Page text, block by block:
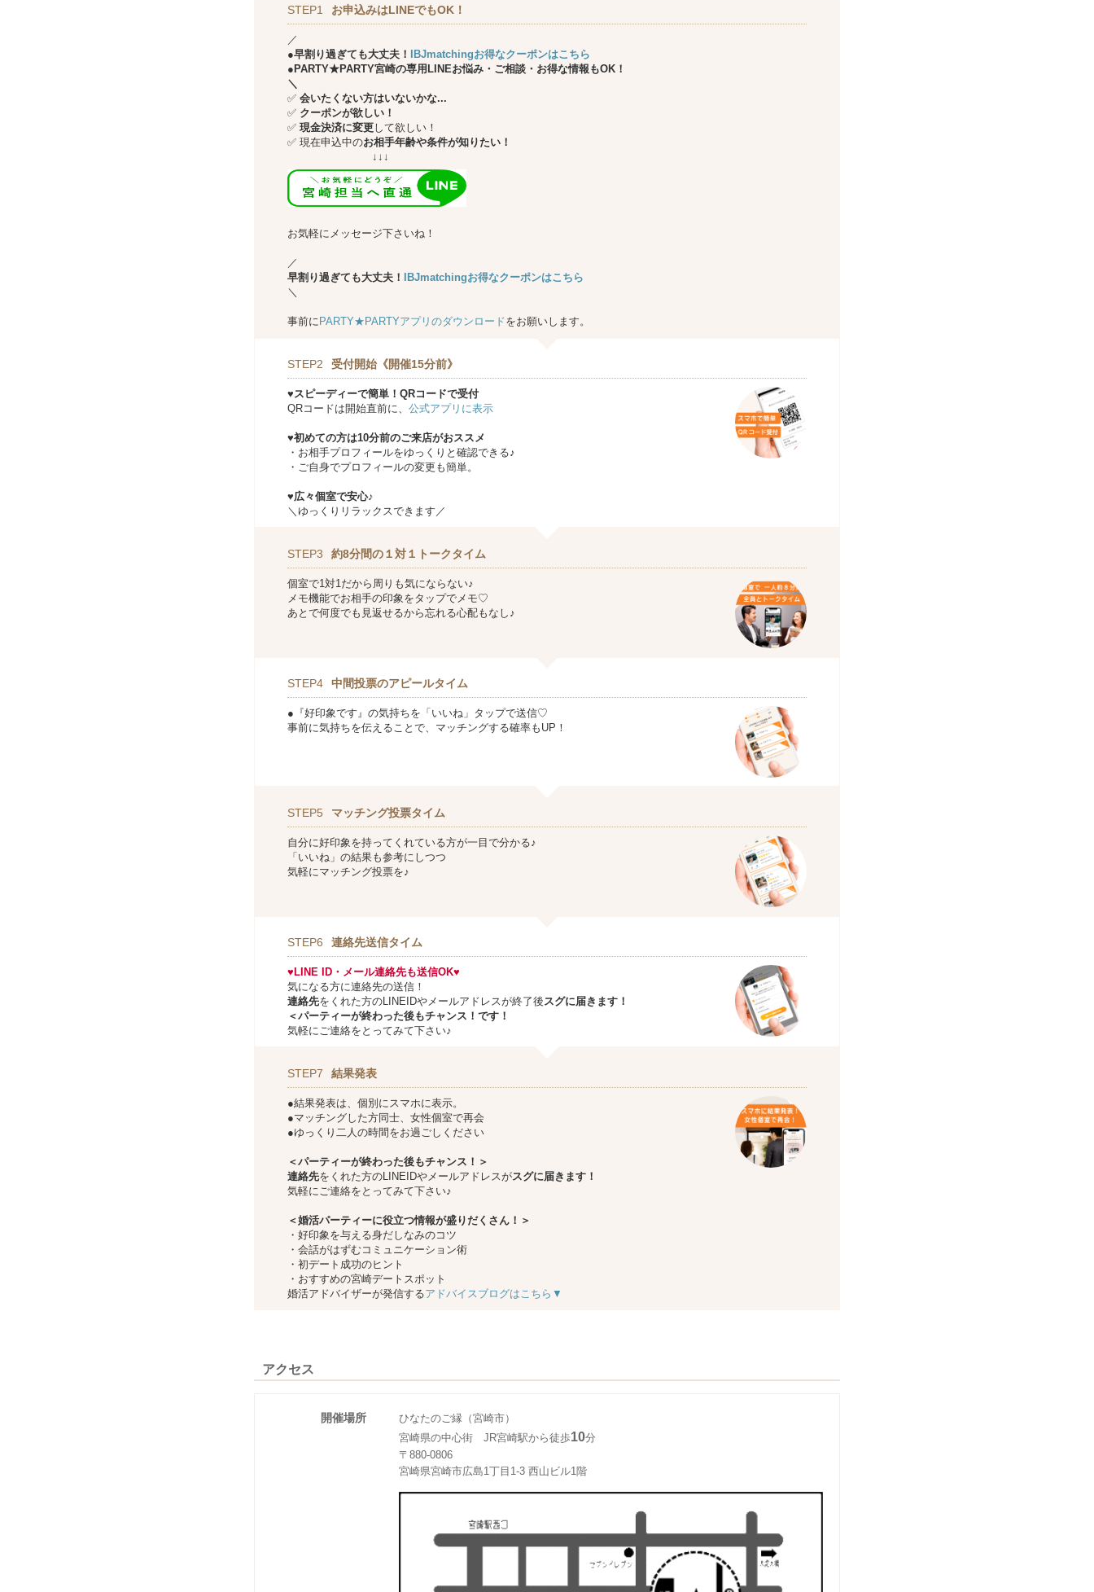
STEP1 お申込みはLINEでもOK！
／
●早割り過ぎても大丈夫！
IBJmatchingお得なクーポンはこちら
●PARTY★PARTY宮崎の専用LINEお悩み・ご相談・お得な情報もOK！
＼
✅ 会いたくない方はいないかな...
✅ クーポンが欲しい！
✅ 現金決済に変更して欲しい！
✅ 現在申込中のお相手年齢や条件が知りたい！
↓↓↓
お気軽にメッセージ下さいね！
／
早割り過ぎても大丈夫！
IBJmatchingお得なクーポンはこちら
＼
事前に PARTY★PARTYアプリのダウンロードをお願いします。
STEP2 受付開始《開催15分前》
♥スピーディーで簡単！QRコードで受付
QRコードは開始直前に、 公式アプリに表示
♥初めての方は10分前のご来店がおススメ
・お相手プロフィールをゆっくりと確認できる♪
・ご自身でプロフィールの変更も簡単。
♥広々個室で安心♪
＼ゆっくりリラックスできます／
STEP3 約8分間の１対１トークタイム
個室で1対1だから周りも気にならない♪
メモ機能でお相手の印象をタップでメモ♡
あとで何度でも見返せるから忘れる心配もなし♪
STEP4 中間投票のアピールタイム
●『好印象です』の気持ちを「いいね」タップで送信♡
事前に気持ちを伝えることで、マッチングする確率もUP！
STEP5 マッチング投票タイム
自分に好印象を持ってくれている方が一目で分かる♪
「いいね」の結果も参考にしつつ
気軽にマッチング投票を♪
STEP6 連絡先送信タイム
♥LINE ID・メール連絡先も送信OK♥
気になる方に連絡先の送信！
連絡先をくれた方のLINEIDやメールアドレスが終了後スグに届きます！
＜パーティーが終わった後もチャンス！です！
気軽にご連絡をとってみて下さい♪
STEP7 結果発表
●結果発表は、個別にスマホに表示。
●マッチングした方同士、女性個室で再会
●ゆっくり二人の時間をお過ごしください
＜パーティーが終わった後もチャンス！＞
連絡先をくれた方のLINEIDやメールアドレスがスグに届きます！
気軽にご連絡をとってみて下さい♪
＜婚活パーティーに役立つ情報が盛りだくさん！＞
・好印象を与える身だしなみのコツ
・会話がはずむコミュニケーション術
・初デート成功のヒント
・おすすめの宮崎デートスポット
婚活アドバイザーが発信するアドバイスブログはこちら▼
アクセス
開催場所
ひなたのご縁（宮崎市）
宮崎県の中心街 JR宮崎駅から徒歩10分
〒880-0806
宮崎県宮崎市広島1丁目1-3 西山ビル1階